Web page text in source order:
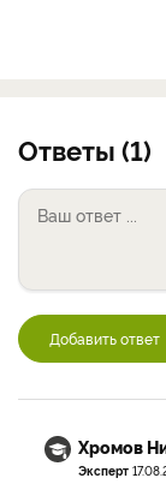
Ответы (1)
Добавить ответ
Хромов
Эксперт